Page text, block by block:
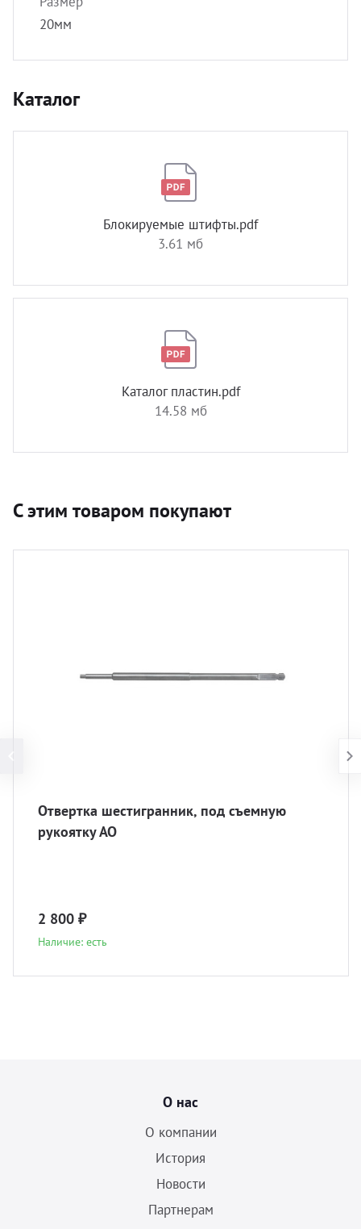
20мм
Каталог
Блокируемые штифты.pdf
3.61 мб
Каталог пластин.pdf
14.58 мб
С этим товаром покупают
Отвертка шестигранник, под съемную
рукоятку АО
2 800 ₽
Наличие: есть
О нас
О компании
История
Новости
Партнерам